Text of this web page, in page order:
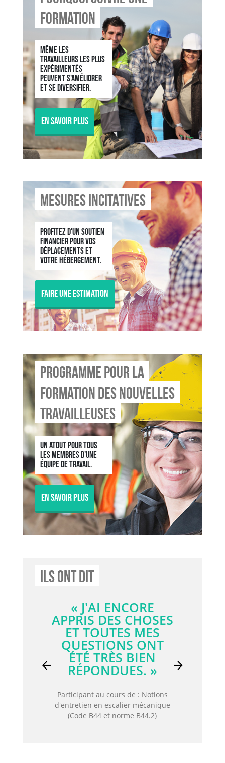
formation
Même les
travailleurs les plus
expérimentés
peuvent s'améliorer
et se diversifier.
En savoir plus
Mesures incitatives
Profitez d'un soutien
financier pour vos
déplacements et
votre hébergement.
Faire une estimation
Programme pour la
formation des nouvelles
travailleuses
Un atout pour tous
les membres d'une
équipe de travail.
En savoir plus
Ils Ont Dit
« L'ENSEIGNANT
ÉTAIT TRÈS
EXPÉRIMENTÉ ET
ÉTAIT CAPABLE DE
RÉPONDRE À
N'IMPORTE QUELLE
PARTAGER SON
EXPÉRIENCE. »